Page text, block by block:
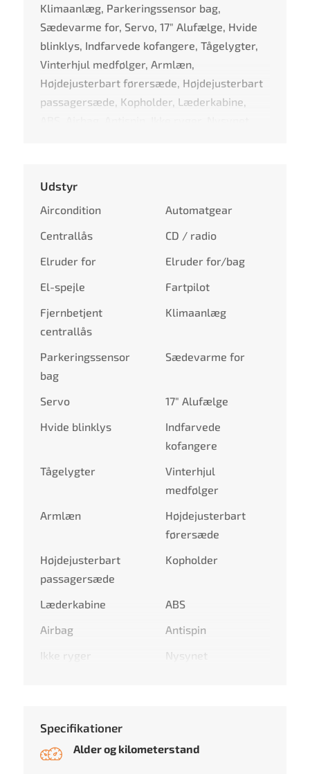
Klimaanlæg, Parkeringssensor bag,
Sædevarme for, Servo, 17" Alufælge, Hvide
blinklys, Indfarvede kofangere, Tågelygter,
Vinterhjul medfølger, Armlæn,
Højdejusterbart førersæde, Højdejusterbart
passagersæde, Kopholder, Læderkabine,
Udstyr
Aircondition
Automatgear
Centrallås
CD / radio
Elruder for
Elruder for/bag
El-spejle
Fartpilot
Fjernbetjent
centrallås
Klimaanlæg
Parkeringssensor
bag
Sædevarme for
Servo
17" Alufælge
Hvide blinklys
Indfarvede
kofangere
Tågelygter
Vinterhjul
medfølger
Armlæn
Højdejusterbart
førersæde
Højdejusterbart
passagersæde
Kopholder
Læderkabine
ABS
Airbag
Antispin
Ikke ryger
Nysynet
Specifikationer
Alder og kilometerstand